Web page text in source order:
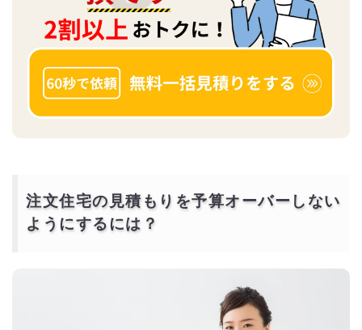
注文住宅の見積もりを予算オーバーしない
ようにするには？